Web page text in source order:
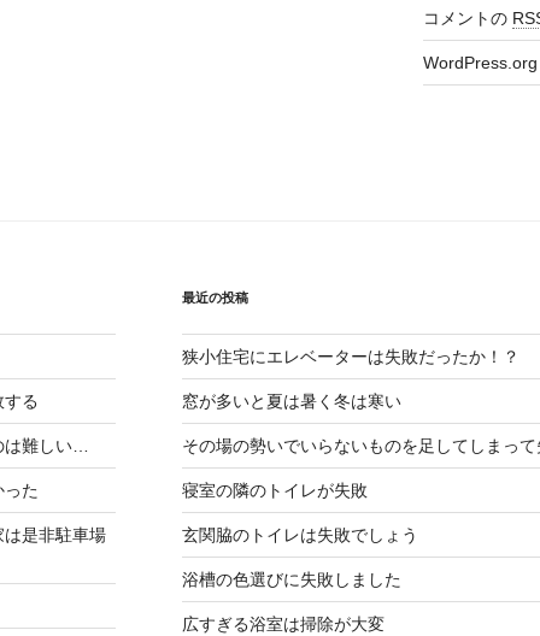
コメントの
WordPress.org
る
は難しい…
った
是非駐車場
最近の投稿
狭小住宅にエレベーターは失敗だったか！？
窓が多いと夏は暑く冬は寒い
その場の勢いでいらないものを足してしまっ
寝室の隣のトイレが失敗
玄関脇のトイレは失敗でしょう
浴槽の色選びに失敗しました
広すぎる浴室は掃除が大変